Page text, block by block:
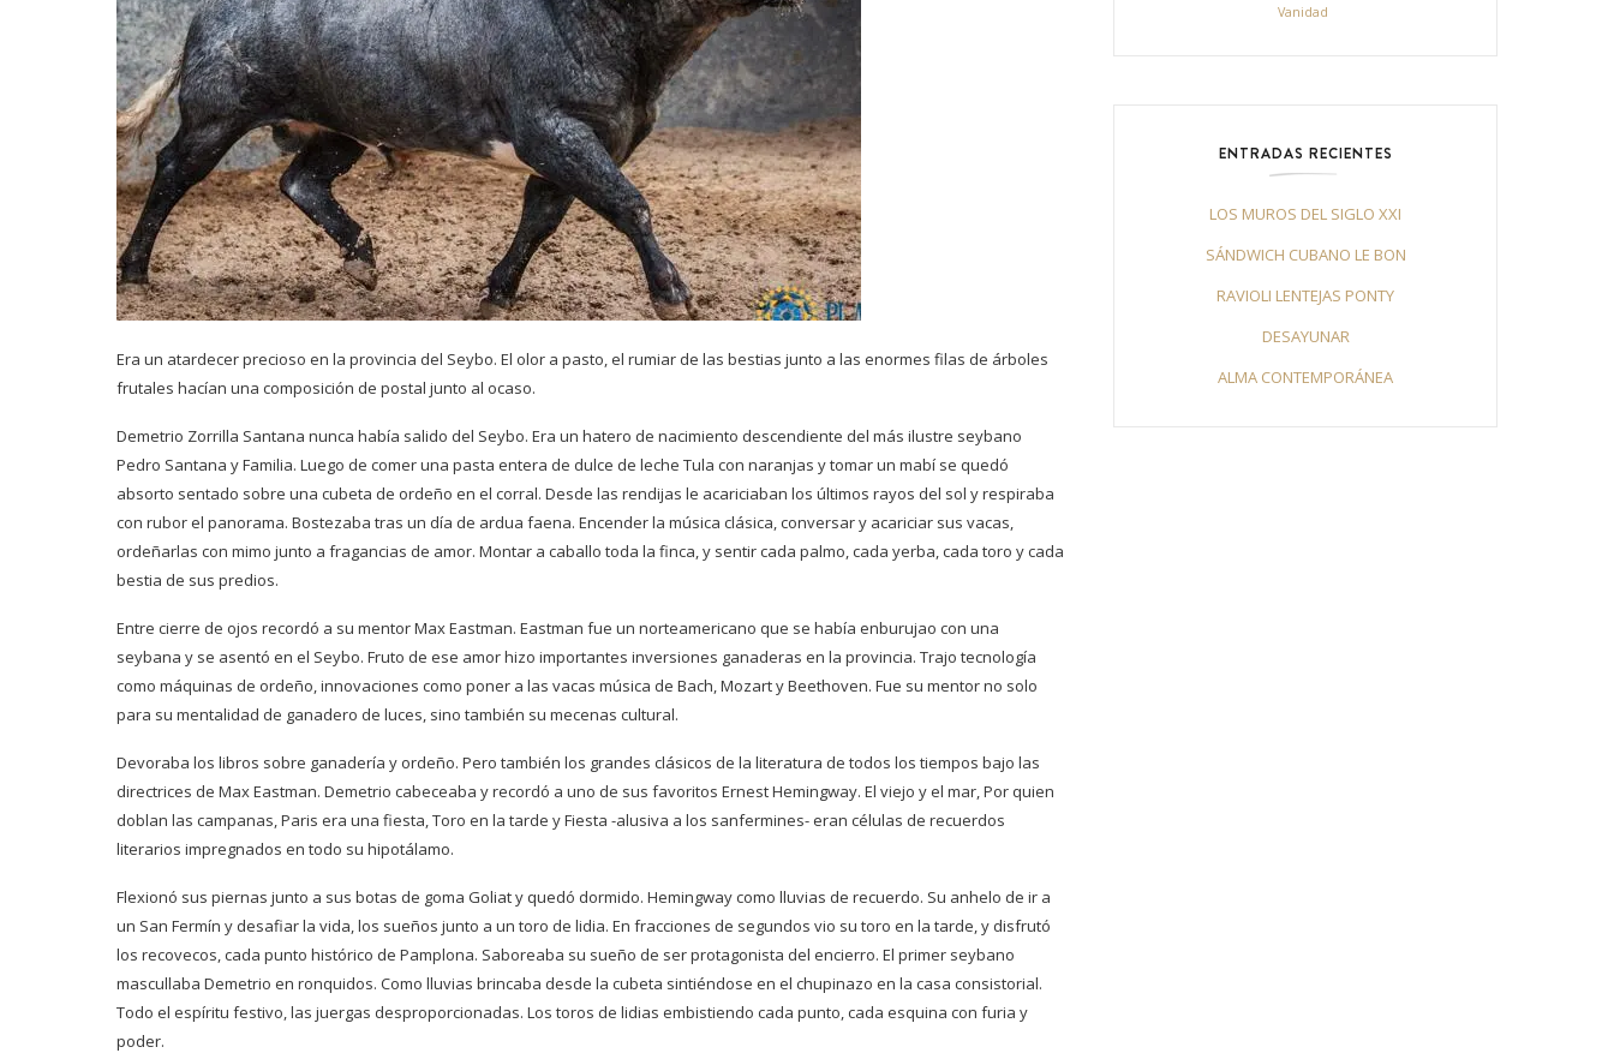
Era un atardecer precioso en la provincia del Seybo. El olor a pasto, el rumiar de las bestias junto a las enormes filas de árboles
frutales hacían una composición de postal junto al ocaso.
Demetrio Zorrilla Santana nunca había salido del Seybo. Era un hatero de nacimiento descendiente del más ilustre seybano
Pedro Santana y Familia. Luego de comer una pasta entera de dulce de leche Tula con naranjas y tomar un mabí se quedó
absorto sentado sobre una cubeta de ordeño en el corral. Desde las rendijas le acariciaban los últimos rayos del sol y respiraba
con rubor el panorama. Bostezaba tras un día de ardua faena. Encender la música clásica, conversar y acariciar sus vacas,
ordeñarlas con mimo junto a fragancias de amor. Montar a caballo toda la finca, y sentir cada palmo, cada yerba, cada toro y cada
bestia de sus predios.
Entre cierre de ojos recordó a su mentor Max Eastman. Eastman fue un norteamericano que se había enburujao con una
seybana y se asentó en el Seybo. Fruto de ese amor hizo importantes inversiones ganaderas en la provincia. Trajo tecnología
como máquinas de ordeño, innovaciones como poner a las vacas música de Bach, Mozart y Beethoven. Fue su mentor no solo
para su mentalidad de ganadero de luces, sino también su mecenas cultural.
Devoraba los libros sobre ganadería y ordeño. Pero también los grandes clásicos de la literatura de todos los tiempos bajo las
directrices de Max Eastman. Demetrio cabeceaba y recordó a uno de sus favoritos Ernest Hemingway. El viejo y el mar, Por quien
doblan las campanas, Paris era una fiesta, Toro en la tarde y Fiesta -alusiva a los sanfermines- eran células de recuerdos
literarios impregnados en todo su hipotálamo.
Flexionó sus piernas junto a sus botas de goma Goliat y quedó dormido. Hemingway como lluvias de recuerdo. Su anhelo de ir a
un San Fermín y desafiar la vida, los sueños junto a un toro de lidia. En fracciones de segundos vio su toro en la tarde, y disfrutó
los recovecos, cada punto histórico de Pamplona. Saboreaba su sueño de ser protagonista del encierro. El primer seybano
mascullaba Demetrio en ronquidos. Como lluvias brincaba desde la cubeta sintiéndose en el chupinazo en la casa consistorial.
Todo el espíritu festivo, las juergas desproporcionadas. Los toros de lidias embistiendo cada punto, cada esquina con furia y
poder.
Vanidad
ENTRADAS RECIENTES
LOS MUROS DEL SIGLO XXI
SÁNDWICH CUBANO LE BON
RAVIOLI LENTEJAS PONTY
DESAYUNAR
ALMA CONTEMPORÁNEA